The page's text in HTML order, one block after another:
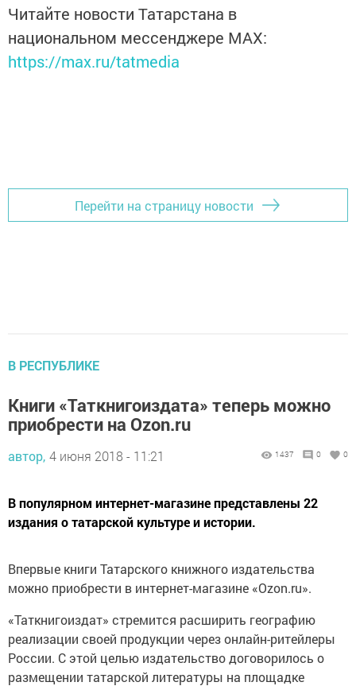
Читайте новости Татарстана в
национальном мессенджере MАХ:
https://max.ru/tatmedia
Перейти на страницу новости
В РЕСПУБЛИКЕ
Книги «Таткнигоиздата» теперь можно
приобрести на Ozon.ru
автор, 4 июня 2018 - 11:21 1437 0 0
В популярном интернет-магазине представлены 22
издания о татарской культуре и истории.
Впервые книги Татарского книжного издательства
можно приобрести в интернет-магазине «Ozon.ru».
«Таткнигоиздат» стремится расширить географию
реализации своей продукции через онлайн-ритейлеры
России. С этой целью издательство договорилось о
размещении татарской литературы на площадке